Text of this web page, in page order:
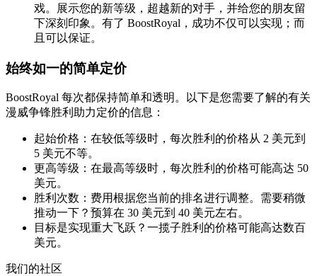
戏。展示您的新等级，超越新的对手，并给您的朋友留
下深刻印象。有了 BoostRoyal，成功不仅可以实现；而
且可以保证。
始终如一的简单定价
BoostRoyal 每次都保持简单和透明。以下是您需要了解的有关
漫威争锋胜利助力定价的信息：
起始价格：在较低等级时，每次胜利的价格从 2 美元到
5 美元不等。
更高等级：在最高等级时，每次胜利的价格可能高达 50
美元。
胜利次数：费用根据您当前的排名进行调整。需要稍微
推动一下？预算在 30 美元到 40 美元左右。
目标是实现重大飞跃？一揽子胜利的价格可能高达数百
美元。
我们的社区